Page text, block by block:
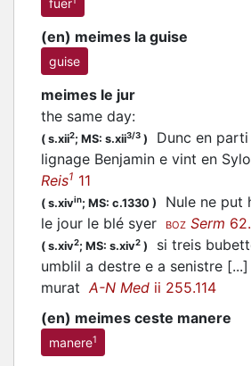
fuer
(en) meimes la guise
guise
meimes le jur
the same day:
( s.xii2; MS: s.xii3/3 )
Dunc en
lignage Benjamin e vint en
Reis1 11
( s.xivin; MS: c.1330 )
Nule ne put
le jour le blé syer
BOZ Serm
( s.xiv2; MS: s.xiv2 )
si treis
umblil a destre e a senistre
muratA-N Med ii 255.114
(en) meimes ceste manere
manere1